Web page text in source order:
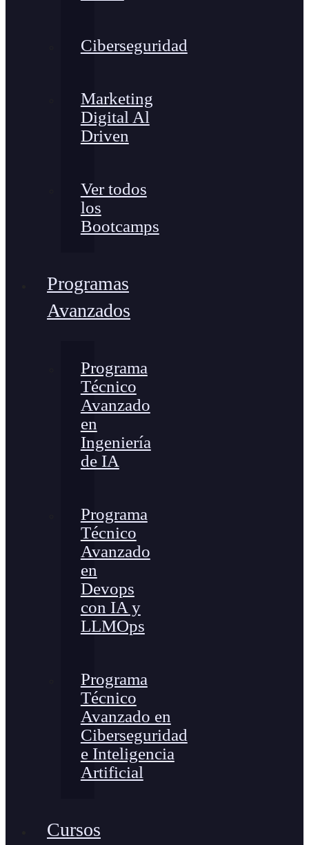
Ciberseguridad
Marketing
Digital Al
Driven
Ver todos
los
Bootcamps
Programas
Avanzados
Programa
Técnico
Avanzado
en
Ingeniería
de IA
Programa
Técnico
Avanzado
en
Devops
con IA y
LLMOps
Programa
Técnico
Avanzado en
Ciberseguridad
e Inteligencia
Artificial
Cursos